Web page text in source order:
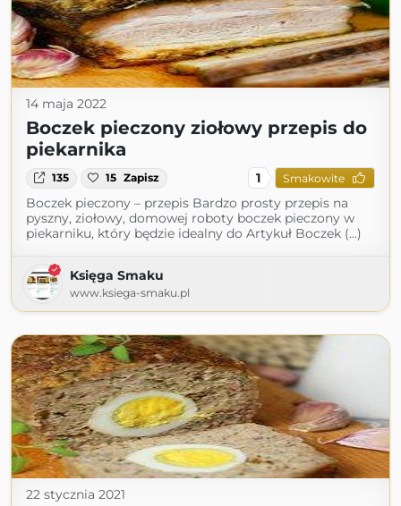
14 maja 2022
Boczek pieczony ziołowy przepis do
piekarnika
135 15 Zapisz 1 Smakowite
Boczek pieczony – przepis Bardzo prosty przepis na
pyszny, ziołowy, domowej roboty boczek pieczony w
piekarniku, który będzie idealny do Artykuł Boczek (...)
Księga Smaku
www.ksiega-smaku.pl
22 stycznia 2021